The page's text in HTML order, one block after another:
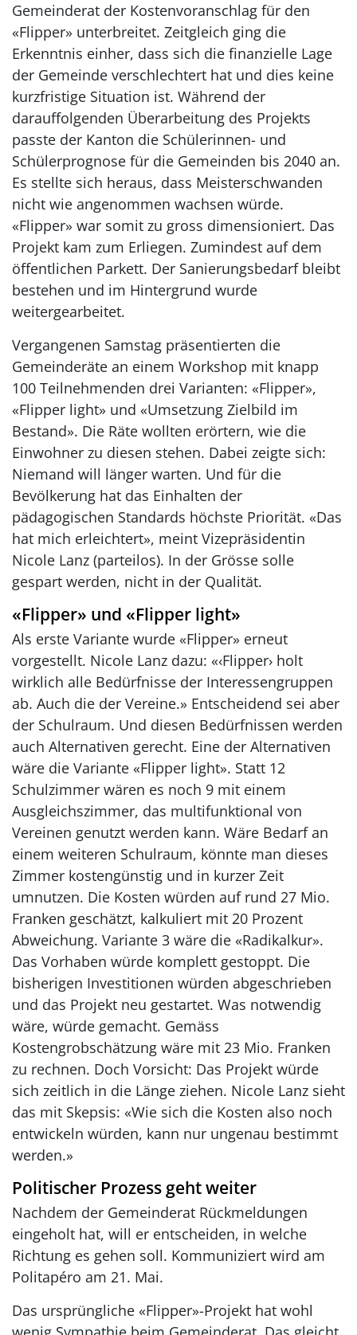
Gemeinderat der Kostenvoranschlag für den
«Flipper» unterbreitet. Zeitgleich ging die
Erkenntnis einher, dass sich die finanzielle Lage
der Gemeinde verschlechtert hat und dies keine
kurzfristige Situation ist. Während der
darauffolgenden Überarbeitung des Projekts
passte der Kanton die Schülerinnen- und
Schülerprognose für die Gemeinden bis 2040 an.
Es stellte sich heraus, dass Meisterschwanden
nicht wie angenommen wachsen würde.
«Flipper» war somit zu gross dimensioniert. Das
Projekt kam zum Erliegen. Zumindest auf dem
öffentlichen Parkett. Der Sanierungsbedarf bleibt
bestehen und im Hintergrund wurde
weitergearbeitet.
Vergangenen Samstag präsentierten die
Gemeinderäte an einem Workshop mit knapp
100 Teilnehmenden drei Varianten: «Flipper»,
«Flipper light» und «Umsetzung Zielbild im
Bestand». Die Räte wollten erörtern, wie die
Einwohner zu diesen stehen. Dabei zeigte sich:
Niemand will länger warten. Und für die
Bevölkerung hat das Einhalten der
pädagogischen Standards höchste Priorität. «Das
hat mich erleichtert», meint Vizepräsidentin
Nicole Lanz (parteilos). In der Grösse solle
gespart werden, nicht in der Qualität.
«Flipper» und «Flipper light»
Als erste Variante wurde «Flipper» erneut
vorgestellt. Nicole Lanz dazu: «‹Flipper› holt
wirklich alle Bedürfnisse der Interessengruppen
ab. Auch die der Vereine.» Entscheidend sei aber
der Schulraum. Und diesen Bedürfnissen werden
auch Alternativen gerecht. Eine der Alternativen
wäre die Variante «Flipper light». Statt 12
Schulzimmer wären es noch 9 mit einem
Ausgleichszimmer, das multifunktional von
Vereinen genutzt werden kann. Wäre Bedarf an
einem weiteren Schulraum, könnte man dieses
Zimmer kostengünstig und in kurzer Zeit
umnutzen. Die Kosten würden auf rund 27 Mio.
Franken geschätzt, kalkuliert mit 20 Prozent
Abweichung. Variante 3 wäre die «Radikalkur».
Das Vorhaben würde komplett gestoppt. Die
bisherigen Investitionen würden abgeschrieben
und das Projekt neu gestartet. Was notwendig
wäre, würde gemacht. Gemäss
Kostengrobschätzung wäre mit 23 Mio. Franken
zu rechnen. Doch Vorsicht: Das Projekt würde
sich zeitlich in die Länge ziehen. Nicole Lanz sieht
das mit Skepsis: «Wie sich die Kosten also noch
entwickeln würden, kann nur ungenau bestimmt
werden.»
Politischer Prozess geht weiter
Nachdem der Gemeinderat Rückmeldungen
eingeholt hat, will er entscheiden, in welche
Richtung es gehen soll. Kommuniziert wird am
Politapéro am 21. Mai.
Das ursprüngliche «Flipper»-Projekt hat wohl